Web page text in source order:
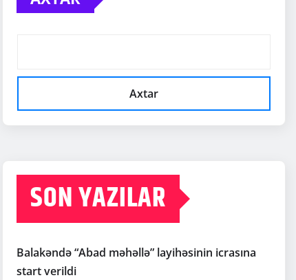
Axtar
SON YAZILAR
Balakəndə “Abad məhəllə” layihəsinin icrasına
start verildi